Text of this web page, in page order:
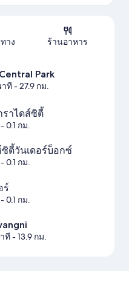
าง ร้านอาหาร
Park
ที- 27.9 กม.
าไดส์ซิตี้
0.1 กม.
ตี้วันเดอร์บ็อกซ์
0.1 กม.
ร์
0.1 กม.
ที- 13.9 กม.